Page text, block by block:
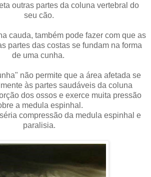
outras partes da coluna vertebral do
seu cão.
cauda, ​​também pode fazer com que as
partes das costas se fundam na forma
de uma cunha.
não permite que a área afetada se
às partes saudáveis ​​da coluna
dos ossos e exerce muita pressão
a medula espinhal.
compressão da medula espinhal e
paralisia.